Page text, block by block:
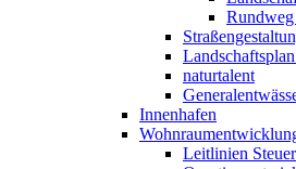
naturtalent
Innenhafen
Leitlinien